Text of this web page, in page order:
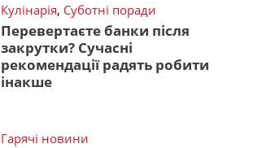
Кулінарія, Суботні поради
Перевертаєте банки після
закрутки? Сучасні
рекомендації радять робити
інакше
Гарячі новини